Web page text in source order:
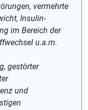
vermehrte
Insulin-
im Bereich der
u.a.m.
gestörter
und